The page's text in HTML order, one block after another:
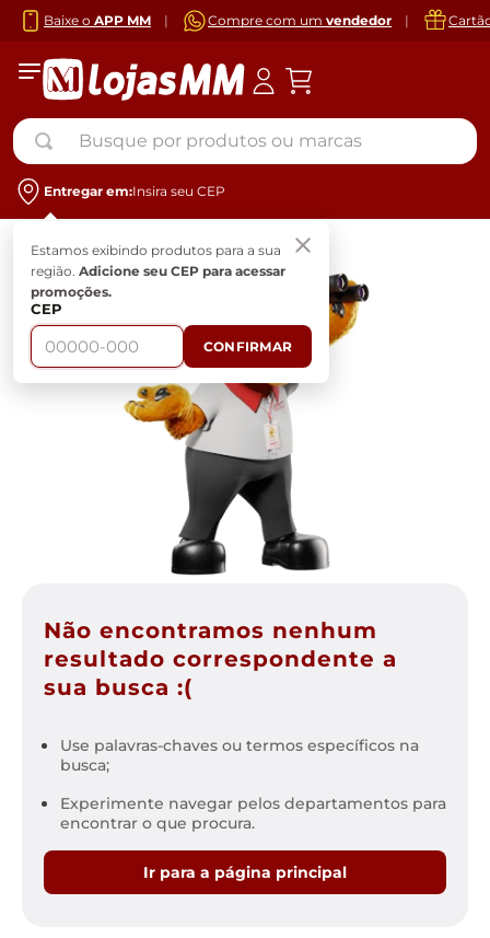
Baixe o APP MM | Compre com um vendedor |
Busque por produtos ou marcas
Entregar em:Insira seu CEP
Estamos exibindo produtos para a sua
região. Adicione seu CEP para acessar
promoções.
CEP
CONFIRMAR
Não encontramos nenhum
resultado correspondente a
sua busca :(
Use palavras-chaves ou termos específicos na
busca;
Experimente navegar pelos departamentos para
encontrar o que procura.
Ir para a página principal